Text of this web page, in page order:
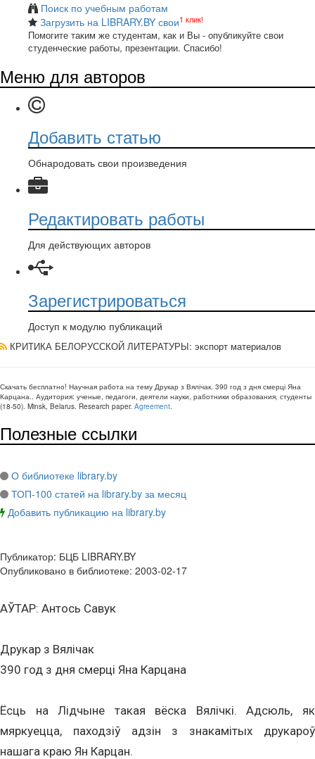
Поиск по учебным работам
Загрузить на LIBRARY.BY свои1 клик!
Помогите таким же студентам, как и Вы - опубликуйте свои
студенческие работы, презентации. Спасибо!
Меню для авторов
Добавить статью
Обнародовать свои произведения
Редактировать работы
Для действующих авторов
Зарегистрироваться
Доступ к модулю публикаций
КРИТИКА БЕЛОРУССКОЙ ЛИТЕРАТУРЫ: экспорт материалов
Скачать бесплатно! Научная работа на тему Друкар з Вялічак. 390 год з дня смерці Яна
Карцана.. Аудитория: ученые, педагоги, деятели науки, работники образования, студенты
(18-50). Minsk, Belarus. Research paper. Agreement.
Полезные ссылки
О библиотеке library.by
ТОП-100 статей на library.by за месяц
Добавить публикацию на library.by
Публикатор: БЦБ LIBRARY.BY
Опубликовано в библиотеке: 2003-02-17
АЎТАР: Антось Савук
Друкар з Вялічак
390 год з дня смерці Яна Карцана
Ёсць на Лідчыне такая вёска Вялічкі. Адсюль, як
мяркуецца, паходзіў адзін з знакамітых друкароў
нашага краю Ян Карцан.